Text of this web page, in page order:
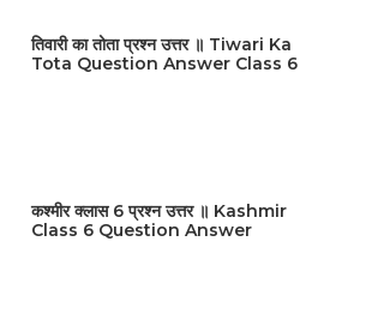
तिवारी का तोता प्रश्न उत्तर ॥ Tiwari Ka
Tota Question Answer Class 6
कश्मीर क्लास 6 प्रश्न उत्तर ॥ Kashmir
Class 6 Question Answer